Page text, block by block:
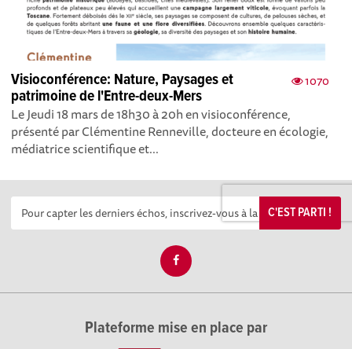
1070
Visioconférence: Nature, Paysages et
patrimoine de l'Entre-deux-Mers
Le Jeudi 18 mars de 18h30 à 20h en visioconférence,
présenté par Clémentine Renneville, docteure en écologie,
médiatrice scientifique et...
C'EST PARTI !
Plateforme mise en place par